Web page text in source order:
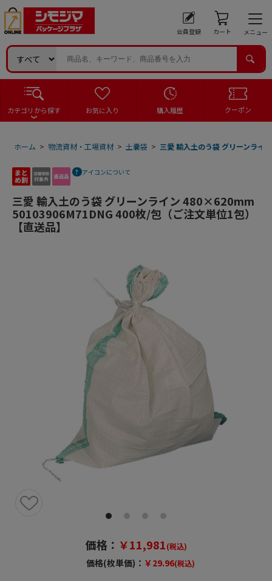
会員登録 カート メニュー
カテゴリから探す お気に入り 購入履歴 クーポン
ホーム > 物流資材・工場資材 > 土嚢袋 > 三愛 輸入土のう袋 グリーンラ
アイコンについて
三愛 輸入土のう袋 グリーンライン 480×620mm
50103906M71DNG 400枚/包（ご注文単位1包）
【直送品】
価格： ￥11,981(税込)
価格(枚単価)： ￥29.96(税込)